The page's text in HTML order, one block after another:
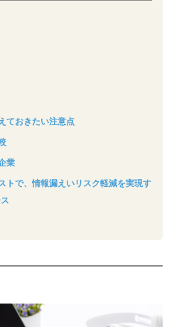
ておきたい注意点
業
トで、情報漏えいリスク軽減を実現す